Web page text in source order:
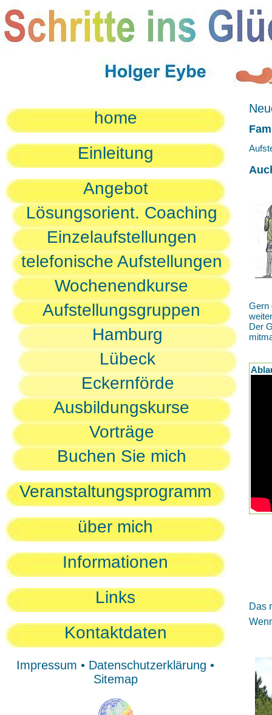
home
Einleitung
Angebot
Lösungsorient. Coaching
Einzelaufstellungen
telefonische Aufstellungen
Wochenendkurse
Aufstellungsgruppen
Hamburg
Lübeck
Eckernförde
Ausbildungskurse
Vorträge
Buchen Sie mich
Veranstaltungsprogramm
über mich
Informationen
Links
Kontaktdaten
Impressum • Datenschutzerklärung •
Sitemap
Gern
Der
Das